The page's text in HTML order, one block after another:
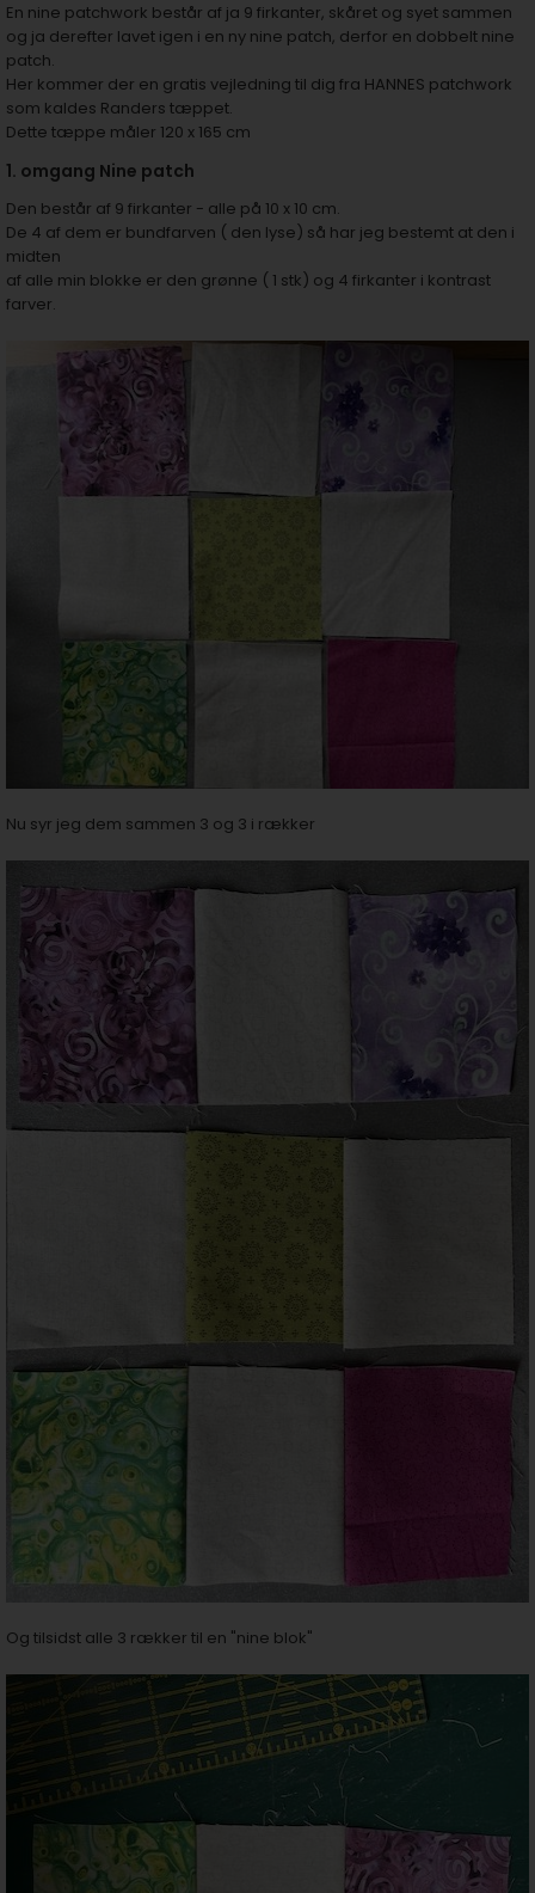
En nine patchwork består af ja 9 firkanter, skåret og syet sammen
og ja derefter lavet igen i en ny nine patch, derfor en dobbelt nine
patch.
Her kommer der en gratis vejledning til dig fra HANNES patchwork
som kaldes Randers tæppet.
Dette tæppe måler 120 x 165 cm
1. omgang Nine patch
Den består af 9 firkanter - alle på 10 x 10 cm.
De 4 af dem er bundfarven ( den lyse) så har jeg bestemt at den i
midten
af alle min blokke er den grønne ( 1 stk) og 4 firkanter i kontrast
farver.
Nu syr jeg dem sammen 3 og 3 i rækker
Og tilsidst alle 3 rækker til en "nine blok"